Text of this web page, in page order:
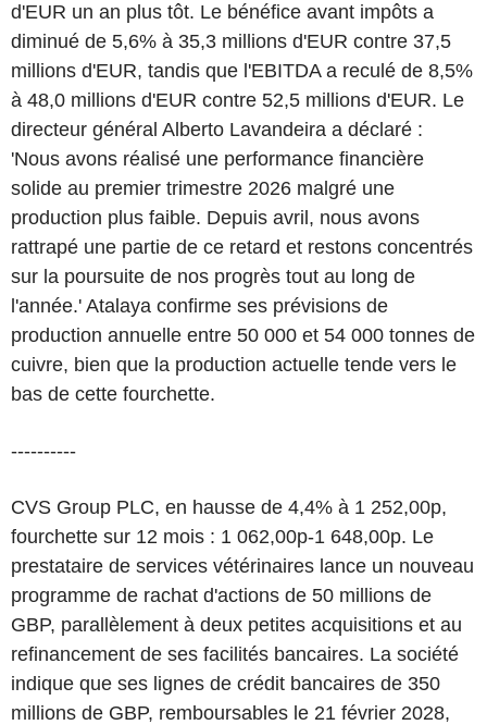
d'EUR un an plus tôt. Le bénéfice avant impôts a
diminué de 5,6% à 35,3 millions d'EUR contre 37,5
millions d'EUR, tandis que l'EBITDA a reculé de 8,5%
à 48,0 millions d'EUR contre 52,5 millions d'EUR. Le
directeur général Alberto Lavandeira a déclaré :
'Nous avons réalisé une performance financière
solide au premier trimestre 2026 malgré une
production plus faible. Depuis avril, nous avons
rattrapé une partie de ce retard et restons concentrés
sur la poursuite de nos progrès tout au long de
l'année.' Atalaya confirme ses prévisions de
production annuelle entre 50 000 et 54 000 tonnes de
cuivre, bien que la production actuelle tende vers le
bas de cette fourchette.
----------
CVS Group PLC, en hausse de 4,4% à 1 252,00p,
fourchette sur 12 mois : 1 062,00p-1 648,00p. Le
prestataire de services vétérinaires lance un nouveau
programme de rachat d'actions de 50 millions de
GBP, parallèlement à deux petites acquisitions et au
refinancement de ses facilités bancaires. La société
indique que ses lignes de crédit bancaires de 350
millions de GBP, remboursables le 21 février 2028,